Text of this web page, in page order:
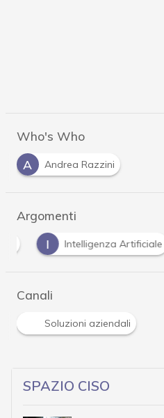
Who's Who
A
Andrea Razzini
Argomenti
Intelligenza Artificiale
Canali
Soluzioni aziendali
SPAZIO CISO